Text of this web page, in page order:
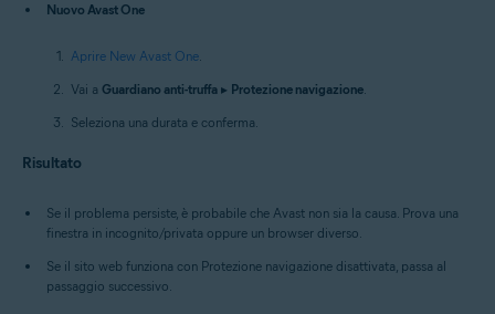
Nuovo Avast One
Aprire New Avast One.
Vai a Guardiano anti-truffa ▸ Protezione navigazione.
Seleziona una durata e conferma.
Risultato
Se il problema persiste, è probabile che Avast non sia la causa. Prova una
finestra in incognito/privata oppure un browser diverso.
Se il sito web funziona con Protezione navigazione disattivata, passa al
passaggio successivo.